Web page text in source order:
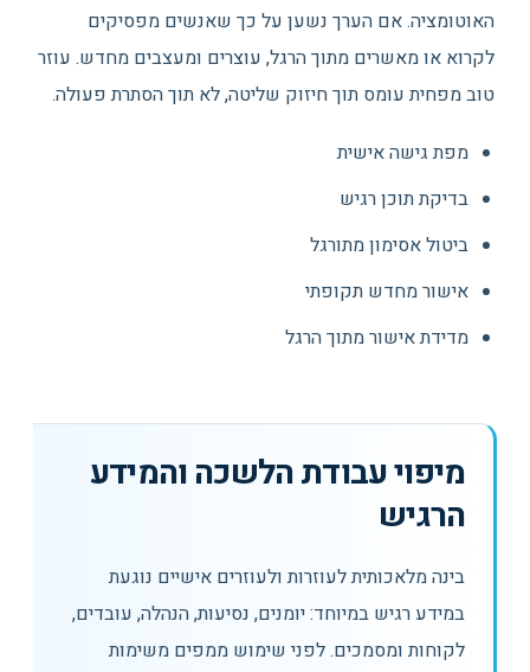
האוטומציה. אם הערך נשען על כך שאנשים מפסיקים
לקרוא או מאשרים מתוך הרגל, עוצרים ומעצבים מחדש. עוזר
טוב מפחית עומס תוך חיזוק שליטה, לא תוך הסתרת פעולה.
מפת גישה אישית
בדיקת תוכן רגיש
ביטול אסימון מתורגל
אישור מחדש תקופתי
מדידת אישור מתוך הרגל
מיפוי עבודת הלשכה והמידע
הרגיש
בינה מלאכותית לעוזרות ולעוזרים אישיים נוגעת
במידע רגיש במיוחד: יומנים, נסיעות, הנהלה, עובדים,
לקוחות ומסמכים. לפני שימוש ממפים משימות